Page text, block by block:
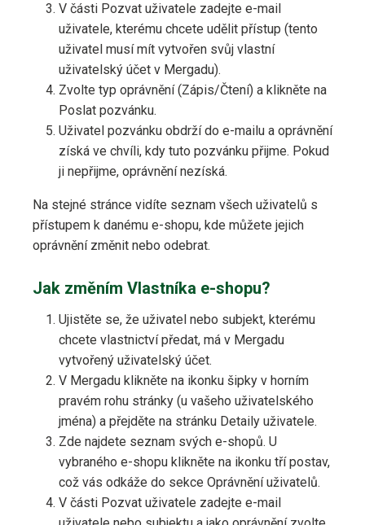
V části Pozvat uživatele zadejte e-mail
uživatele, kterému chcete udělit přístup (tento
uživatel musí mít vytvořen svůj vlastní
uživatelský účet v Mergadu).
Zvolte typ oprávnění (Zápis/Čtení) a klikněte na
Poslat pozvánku.
Uživatel pozvánku obdrží do e-mailu a oprávnění
získá ve chvíli, kdy tuto pozvánku přijme. Pokud
ji nepřijme, oprávnění nezíská.
Na stejné stránce vidíte seznam všech uživatelů s
přístupem k danému e-shopu, kde můžete jejich
oprávnění změnit nebo odebrat.
Jak změním Vlastníka e-shopu?
Ujistěte se, že uživatel nebo subjekt, kterému
chcete vlastnictví předat, má v Mergadu
vytvořený uživatelský účet.
V Mergadu klikněte na ikonku šipky v horním
pravém rohu stránky (u vašeho uživatelského
jména) a přejděte na stránku Detaily uživatele.
Zde najdete seznam svých e-shopů. U
vybraného e-shopu klikněte na ikonku tří postav,
což vás odkáže do sekce Oprávnění uživatelů.
V části Pozvat uživatele zadejte e-mail